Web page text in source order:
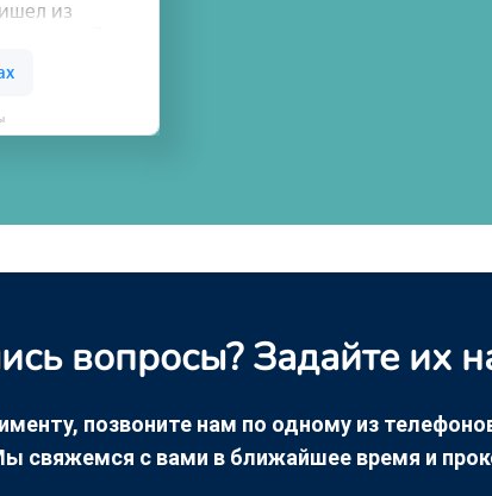
вопросы? Задайте их
позвоните нам по одному из
свяжемся с вами в ближайшее время и